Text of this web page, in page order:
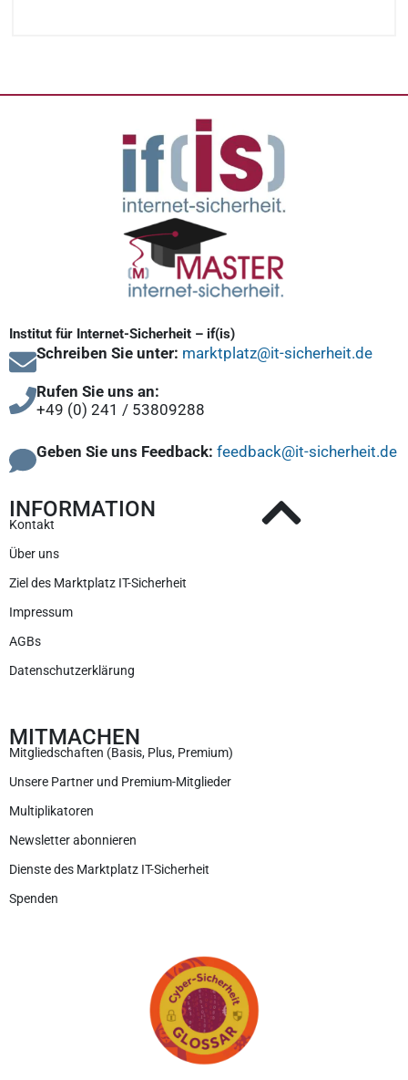
Institut für Internet-Sicherheit – if(is)
Schreiben Sie unter: marktplatz@it-sicherheit.de
Rufen Sie uns an:
+49 (0) 241 / 53809288
Geben Sie uns Feedback: feedback@it-sicherheit.de
INFORMATION
Kontakt
Über uns
Ziel des Marktplatz IT-Sicherheit
Impressum
AGBs
Datenschutzerklärung
MITMACHEN
Mitgliedschaften (Basis, Plus, Premium)
Unsere Partner und Premium-Mitglieder
Multiplikatoren
Newsletter abonnieren
Dienste des Marktplatz IT-Sicherheit
Spenden